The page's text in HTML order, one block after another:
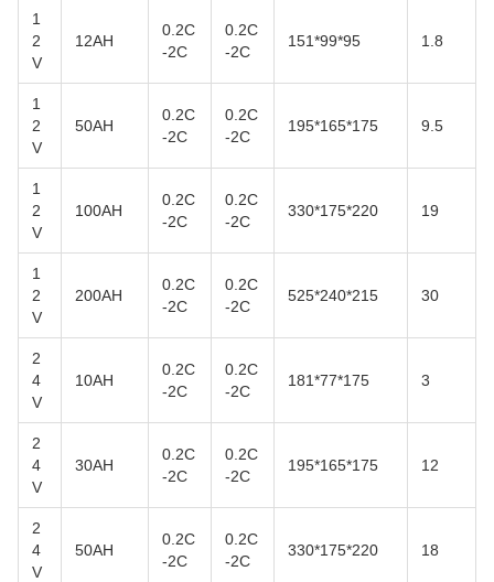
1
2
V
12AH
0.2C
-2C
0.2C
-2C
151*99*95 1.8
1
2
V
50AH
0.2C
-2C
0.2C
-2C
195*165*175 9.5
1
2
V
100AH
0.2C
-2C
0.2C
-2C
330*175*220 19
1
2
V
200AH
0.2C
-2C
0.2C
-2C
525*240*215 30
2
4
V
10AH
0.2C
-2C
0.2C
-2C
181*77*175 3
2
4
V
30AH
0.2C
-2C
0.2C
-2C
195*165*175 12
2
4
V
50AH
0.2C
-2C
0.2C
-2C
330*175*220 18